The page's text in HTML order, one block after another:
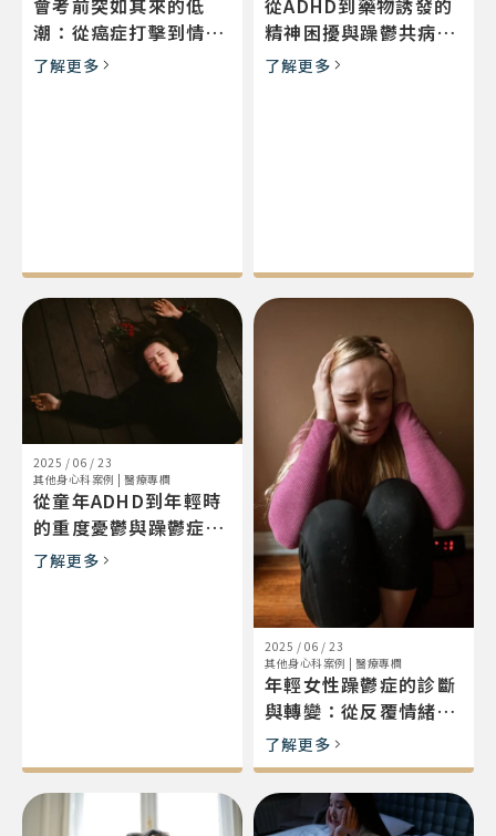
會考前突如其來的低
潮：從癌症打擊到情緒
復原，一位國三學生的
了解更多
從ADHD到藥物誘發的
精神困擾與躁鬱共病：
一位年輕人的重生之路
了解更多
2025 / 06 / 23
其他身心科案例 | 醫療專欄
從童年ADHD到年輕時
的重度憂鬱與躁鬱症診
斷：一位女性的自我重
了解更多
2025 / 06 / 23
其他身心科案例 | 醫療專欄
年輕女性躁鬱症的診斷
與轉變：從反覆情緒波
動到步入穩定幸福人生
了解更多